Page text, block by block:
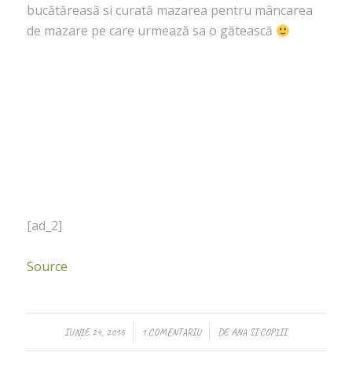
bucătăreasă si curată mazarea pentru mâncarea
de mazare pe care urmează sa o gătească
[ad_2]
Source
IUNIE 24, 2016
/ 1 COMENTARIU
/ DEANA SI COPIII